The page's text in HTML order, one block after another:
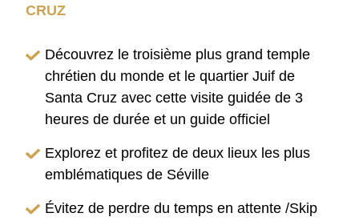
CRUZ
Découvrez le troisième plus grand temple
chrétien du monde et le quartier Juif de
Santa Cruz avec cette visite guidée de 3
heures de durée et un guide officiel
Explorez et profitez de deux lieux les plus
emblématiques de Séville
Évitez de perdre du temps en attente /Skip